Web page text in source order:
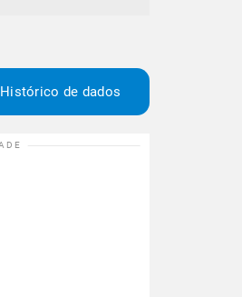
Histórico de dados